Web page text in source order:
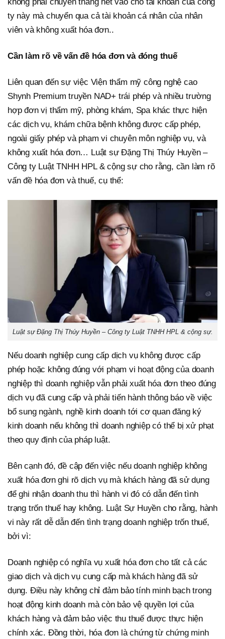
ty này mà chuyển qua cả tài khoản cá nhân của nhân
viên và không xuất hóa đơn..
Cần làm rõ về vấn đề hóa đơn và đóng thuế
Liên quan đến sự việc Viện thẩm mỹ công nghệ cao
Shynh Premium truyền NAD+ trái phép và nhiều trường
hợp đơn vị thẩm mỹ, phòng khám, Spa khác thực hiện
các dịch vụ, khám chữa bệnh không được cấp phép,
ngoài giấy phép và phạm vi chuyên môn nghiệp vụ, và
không xuất hóa đơn… Luật sự Đặng Thị Thúy Huyền –
Công ty Luật TNHH HPL & cộng sự cho rằng, cần làm rõ
vấn đề hóa đơn và thuế, cụ thể:
Luật sự Đặng Thị Thúy Huyền – Công ty Luật TNHH HPL & cộng sự.
Nếu doanh nghiệp cung cấp dịch vụ không được cấp
phép hoặc không đúng với phạm vi hoạt động của doanh
nghiệp thì doanh nghiệp vẫn phải xuất hóa đơn theo đúng
dịch vụ đã cung cấp và phải tiến hành thông báo về việc
bổ sung ngành, nghề kinh doanh tới cơ quan đăng ký
kinh doanh nếu không thì doanh nghiệp có thể bị xử phạt
theo quy định của pháp luật.
Bên cạnh đó, đề cập đến việc nếu doanh nghiệp không
xuất hóa đơn ghi rõ dịch vụ mà khách hàng đã sử dụng
để ghi nhận doanh thu thì hành vi đó có dẫn đến tình
trạng trốn thuế hay không. Luật Sự Huyền cho rằng, hành
vi này rất dễ dẫn đến tình trạng doanh nghiệp trốn thuế,
bởi vì:
Doanh nghiệp có nghĩa vụ xuất hóa đơn cho tất cả các
giao dịch và dịch vụ cung cấp mà khách hàng đã sử
dụng. Điều này không chỉ đảm bảo tính minh bạch trong
hoạt động kinh doanh mà còn bảo vệ quyền lợi của
khách hàng và đảm bảo việc thu thuế được thực hiện
chính xác. Đồng thời, hóa đơn là chứng từ chứng minh